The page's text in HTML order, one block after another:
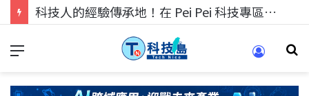
科技人找工作，就到TECH+ 科技專區!